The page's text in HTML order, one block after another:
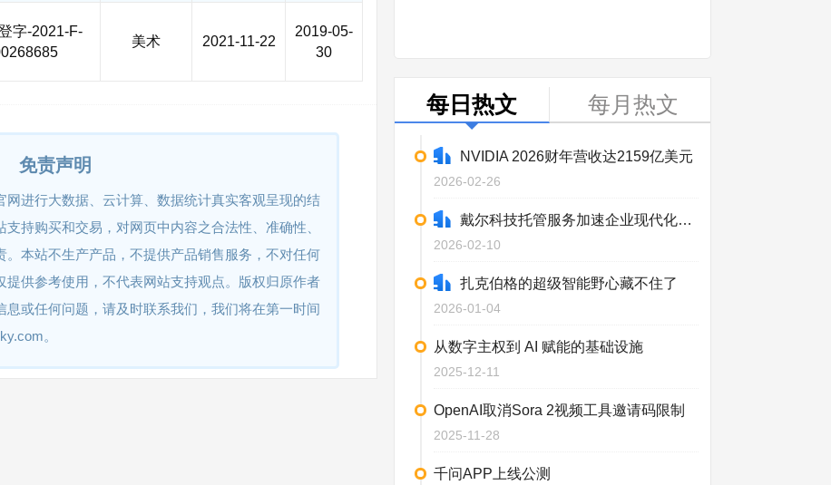
字-2021-F-
美术 2021-11-22
2019-05-
30
免责声明
网进行大数据、云计算、数据统计真实客观呈现的结
持购买和交易，对网页中内容之合法性、准确性、
本站不生产产品，不提供产品销售服务，不对任何
提供参考使用，不代表网站支持观点。版权归原作者
息或任何问题，请及时联系我们，我们将在第一时间
。
每日热文 每月热文
NVIDIA 2026财年营收达2159亿美元
2026-02-26
戴尔科技托管服务加速企业现代化进程
2026-02-10
扎克伯格的超级智能野心藏不住了
2026-01-04
从数字主权到 AI 赋能的基础设施
2025-12-11
OpenAI取消Sora 2视频工具邀请码限制
2025-11-28
千问APP上线公测